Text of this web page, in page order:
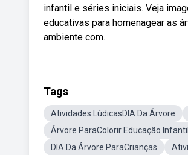
infantil e séries iniciais. Veja
educativas para homenagear as
ambiente com.
Tags
Atividades LúdicasDIA Da Árvore
Árvore ParaColorir Educação Infantil
DIA Da Árvore ParaCrianças